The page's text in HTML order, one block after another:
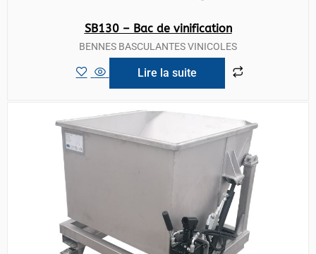
SB130 – Bac de vinification
BENNES BASCULANTES VINICOLES
Lire la suite